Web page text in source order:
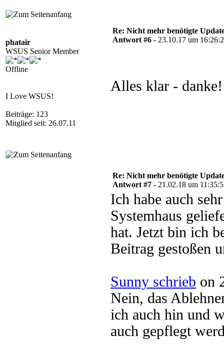
phatair
WSUS Senior Member
Offline
I Love WSUS!
Beiträge: 123
Mitglied seit: 26.07.11
Re: Nicht mehr benötigte
Antwort #6 - 23.10.17 um
Alles klar - danke!
Re: Nicht mehr benötigte
Antwort #7 - 21.02.18 um
Ich habe auch
Systemhaus
hat. Jetzt bin ich
Beitrag gestoßen
Sunny schrieb on
Nein, das
ich auch hin und
auch gepflegt